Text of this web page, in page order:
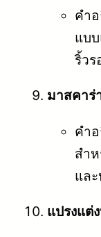
คำ
แบ
ริ้ว
มาสคาร่
คำ
สำ
แล
แปรงแต่